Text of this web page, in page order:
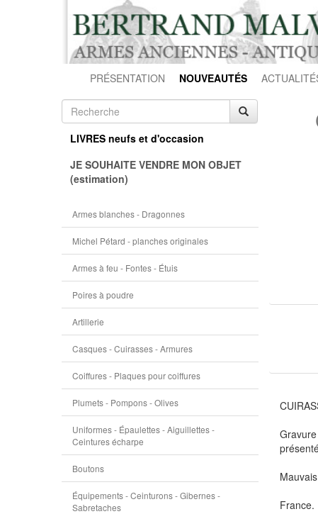
PRÉSENTATION NOUVEAUTÉS
LIVRES neufs et d'occasion
JE SOUHAITE VENDRE MON OBJET
(estimation)
Armes blanches - Dragonnes
Michel Pétard - planches originales
Armes à feu - Fontes - Étuis
Poires à poudre
Artillerie
Casques - Cuirasses - Armures
Coiffures - Plaques pour coiffures
Plumets - Pompons - Olives
Uniformes - Épaulettes - Aiguillettes -
Ceintures écharpe
Boutons
Équipements - Ceinturons - Gibernes -
Sabretaches
France.